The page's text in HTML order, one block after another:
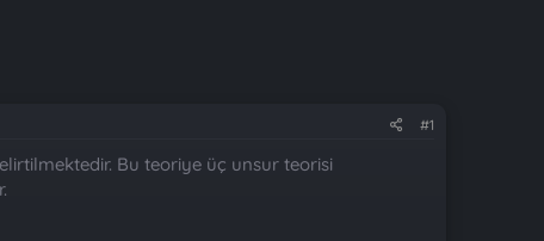
#1
Bu teoriye üç unsur teorisi